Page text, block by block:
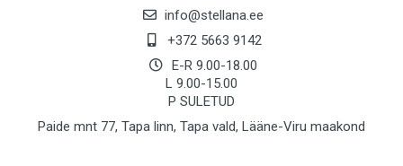
info@stellana.ee
+372 5663 9142
E-R 9.00-18.00
L 9.00-15.00
P SULETUD
Paide mnt 77, Tapa linn, Tapa vald, Lääne-Viru maakond